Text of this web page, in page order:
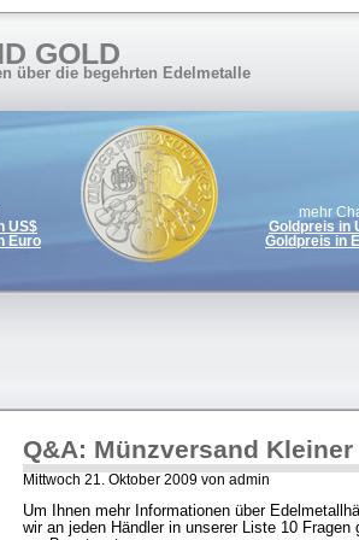
GOLD
über die begehrten Edelmetalle
US$
Euro
mehr
Goldpreis in
Goldpreis in
Q&A: Münzversand Kleiner
Mittwoch 21. Oktober 2009 von admin
Um Ihnen mehr Informationen über
wir an jeden Händler in unserer Liste 10